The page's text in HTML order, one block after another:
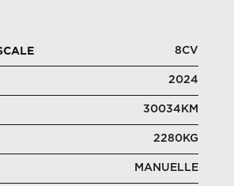
8CV
2024
30034KM
2280KG
MANUELLE